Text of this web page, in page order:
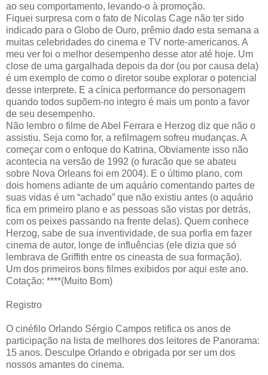
ao seu comportamento, levando-o à promoção.
Fiquei surpresa com o fato de Nicolas Cage não ter sido
indicado para o Globo de Ouro, prêmio dado esta semana a
muitas celebridades do cinema e TV norte-americanos. A
meu ver foi o melhor desempenho desse ator até hoje. Um
close de uma gargalhada depois da dor (ou por causa dela)
é um exemplo de como o diretor soube explorar o potencial
desse interprete. E a cínica performance do personagem
quando todos supõem-no integro é mais um ponto a favor
de seu desempenho.
Não lembro o filme de Abel Ferrara e Herzog diz que não o
assistiu. Seja como for, a refilmagem sofreu mudanças. A
começar com o enfoque do Katrina, Obviamente isso não
acontecia na versão de 1992 (o furacão que se abateu
sobre Nova Orleans foi em 2004). E o último plano, com
dois homens adiante de um aquário comentando partes de
suas vidas é um “achado” que não existiu antes (o aquário
fica em primeiro plano e as pessoas são vistas por detrás,
com os peixes passando na frente delas). Quem conhece
Herzog, sabe de sua inventividade, de sua porfia em fazer
cinema de autor, longe de influências (ele dizia que só
lembrava de Griffith entre os cineasta de sua formação).
Um dos primeiros bons filmes exibidos por aqui este ano.
Cotação: ****(Muito Bom)
Registro
O cinéfilo Orlando Sérgio Campos retifica os anos de
participação na lista de melhores dos leitores de Panorama:
15 anos. Desculpe Orlando e obrigada por ser um dos
nossos amantes do cinema.